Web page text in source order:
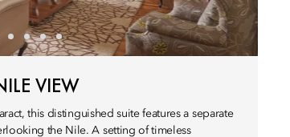
VIEW
this distinguished suite features a separate
the Nile. A setting of timeless